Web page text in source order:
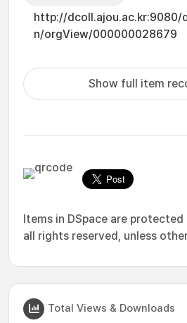
http://
n/orgView/000000028679
Show full item
Items in DSpace are
all rights reserved, unless
Total Views & Downloads